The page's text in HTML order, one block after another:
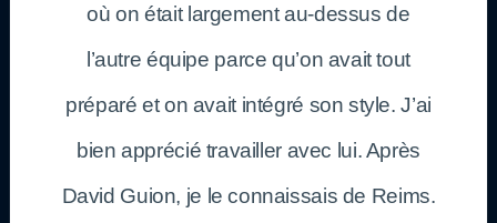
où on était largement au-dessus de
l’autre équipe parce qu’on avait tout
préparé et on avait intégré son style. J’ai
bien apprécié travailler avec lui. Après
David Guion, je le connaissais de Reims.